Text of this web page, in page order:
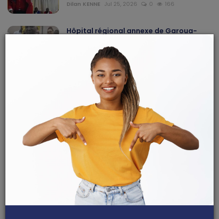
Dilan KENNE Jul 25, 2026 0 166
Hôpital régional annexe de Garoua-
Haurizon News Jul 10, 2026
Hôpital Laquintinie de Douala : le Dr
Marie Solange Ndo...
Dilan KENNE Jul 13, 2026
ARTICLES RECOMMANDÉS